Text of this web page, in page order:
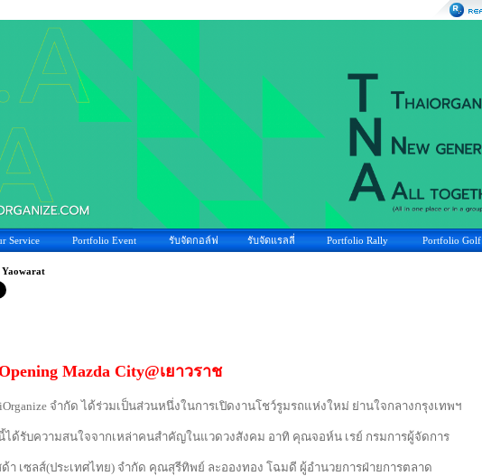
Service Portfolio Event รับจัดกอล์ฟ รับจัดแรลลี่ Portfolio Rally Portfolio Golf
Mazda City@เยาวราช
จำกัด ได้ร่วมเป็นส่วนหนึ่งในการเปิดงานโชว์รูมรถแห่งใหม่ ย่านใจกลางกรุงเทพฯ
ได้รับความสนใจจากเหล่าคนสำคัญในแวดวงสังคม อาทิ คุณจอห์น เรย์ กรมการผู้จัดการ
า เซลส์(ประเทศไทย) จำกัด คุณสุรีทิพย์ ละอองทอง โฉมดี ผู้อำนวยการฝ่ายการตลาด